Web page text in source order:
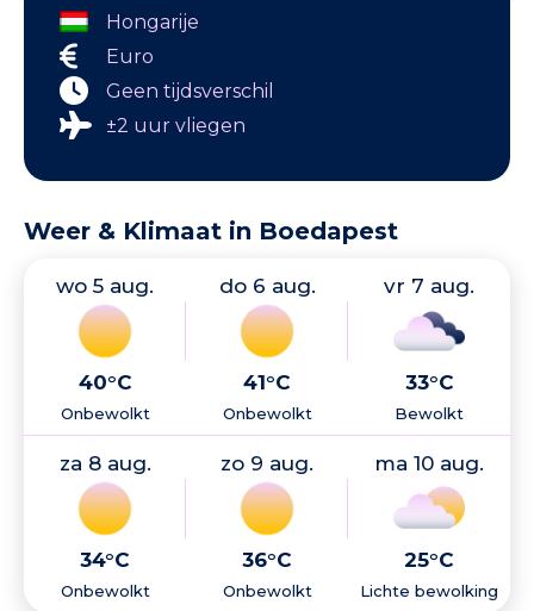
Hongarije
Euro
Geen tijdsverschil
±2 uur vliegen
Weer & Klimaat in Boedapest
wo 5 aug.
40°C
Onbewolkt
do 6 aug.
41°C
Onbewolkt
vr 7 aug.
33°C
Bewolkt
za 8 aug.
34°C
Onbewolkt
zo 9 aug.
36°C
Onbewolkt
ma 10 aug.
25°C
Lichte bewolking